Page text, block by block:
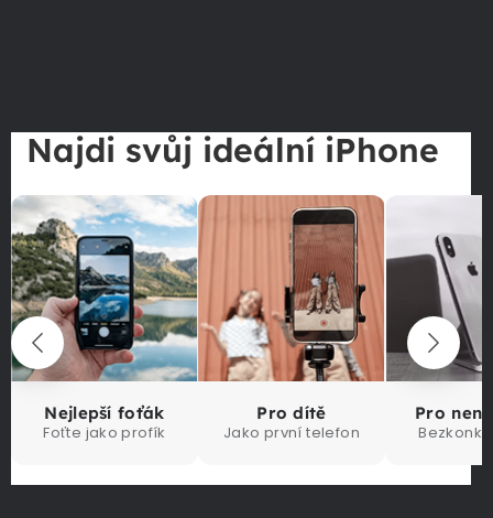
Najdi svůj ideální iPhone
Nejlepší foťák
Foťte jako profík
Pro dítě
Jako první telefon
Pro